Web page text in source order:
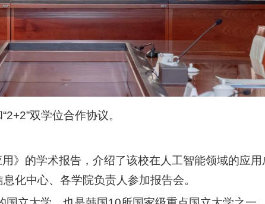
双学位合作协议。
》的学术报告，介绍了该校在人工智能领域的应
化中心、各学院负责人参加报告会。